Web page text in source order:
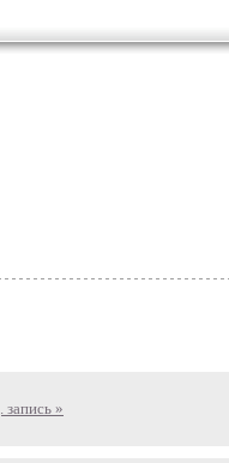
запись »